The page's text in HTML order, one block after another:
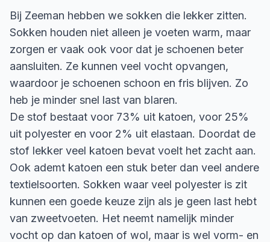
Bij Zeeman hebben we sokken die lekker zitten.
Sokken houden niet alleen je voeten warm, maar
zorgen er vaak ook voor dat je schoenen beter
aansluiten. Ze kunnen veel vocht opvangen,
waardoor je schoenen schoon en fris blijven. Zo
heb je minder snel last van blaren.
De stof bestaat voor 73% uit katoen, voor 25%
uit polyester en voor 2% uit elastaan. Doordat de
stof lekker veel katoen bevat voelt het zacht aan.
Ook ademt katoen een stuk beter dan veel andere
textielsoorten. Sokken waar veel polyester is zit
kunnen een goede keuze zijn als je geen last hebt
van zweetvoeten. Het neemt namelijk minder
vocht op dan katoen of wol, maar is wel vorm- en